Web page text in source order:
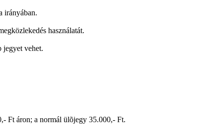
irányában.
használatát.
jegyet vehet.
Ft áron; a normál ülõjegy 35.000,- Ft.